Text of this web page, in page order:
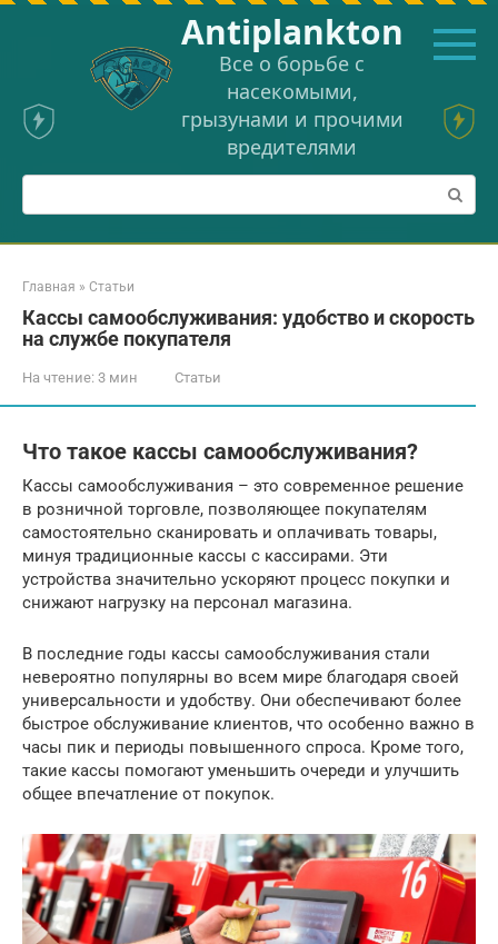
Перейти
Аntiplankton
Все о борьбе с
насекомыми,
грызунами и прочими
вредителями
Поиск:
Главная » Статьи
Кассы самообслуживания: удобство и скорость
на службе покупателя
На чтение: 3 мин Статьи
Что такое кассы самообслуживания?
Кассы самообслуживания – это современное решение
в розничной торговле, позволяющее покупателям
самостоятельно сканировать и оплачивать товары,
минуя традиционные кассы с кассирами. Эти
устройства значительно ускоряют процесс покупки и
снижают нагрузку на персонал магазина.
В последние годы кассы самообслуживания стали
невероятно популярны во всем мире благодаря своей
универсальности и удобству. Они обеспечивают более
быстрое обслуживание клиентов, что особенно важно в
часы пик и периоды повышенного спроса. Кроме того,
такие кассы помогают уменьшить очереди и улучшить
общее впечатление от покупок.